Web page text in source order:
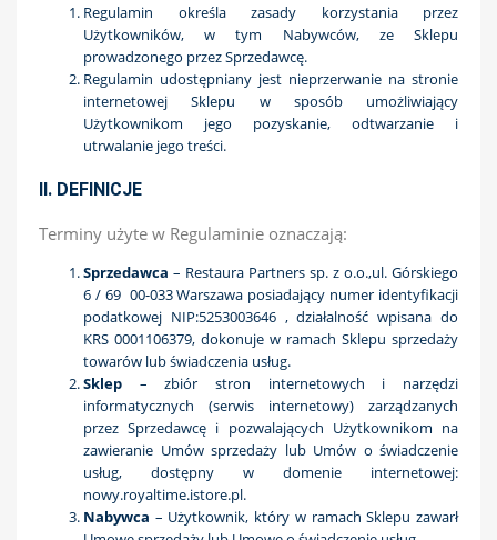
Regulamin określa zasady korzystania przez
Użytkowników, w tym Nabywców, ze Sklepu
prowadzonego przez Sprzedawcę.
Regulamin udostępniany jest nieprzerwanie na stronie
internetowej Sklepu w sposób umożliwiający
Użytkownikom jego pozyskanie, odtwarzanie i
utrwalanie jego treści.
II. DEFINICJE
Terminy użyte w Regulaminie oznaczają:
Sprzedawca – Restaura Partners sp. z o.o.,ul. Górskiego
6 / 69 00-033 Warszawa posiadający numer identyfikacji
podatkowej NIP:5253003646 , działalność wpisana do
KRS 0001106379, dokonuje w ramach Sklepu sprzedaży
towarów lub świadczenia usług.
Sklep – zbiór stron internetowych i narzędzi
informatycznych (serwis internetowy) zarządzanych
przez Sprzedawcę i pozwalających Użytkownikom na
zawieranie Umów sprzedaży lub Umów o świadczenie
usług, dostępny w domenie internetowej:
nowy.royaltime.istore.pl.
Nabywca – Użytkownik, który w ramach Sklepu zawarł